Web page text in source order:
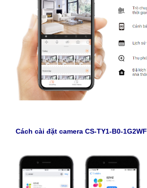
Cách cài đặt camera CS-TY1-B0-1G2WF